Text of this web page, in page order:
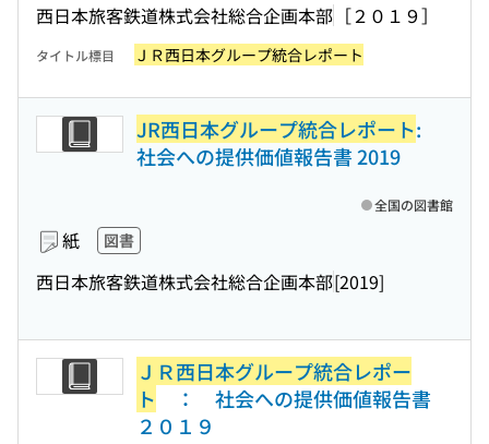
西日本旅客鉄道株式会社総合企画本部 ［２０１９］
タイトル標目 ＪＲ西日本グループ統合レポート
JR西日本グループ統合レポート:
社会への提供価値報告書 2019
紙 図書
西日本旅客鉄道株式会社総合企画本部[2019]
全国の図書館
ＪＲ西日本グループ統合レポー
ト ： 社会への提供価値報告書
２０１９